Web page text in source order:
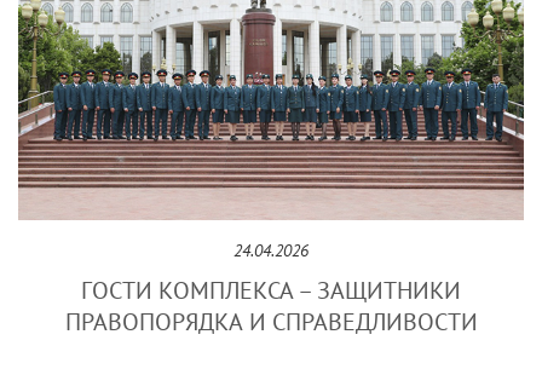
24.04.2026
ГОСТИ КОМПЛЕКСА – ЗАЩИТНИКИ
ПРАВОПОРЯДКА И СПРАВЕДЛИВОСТИ